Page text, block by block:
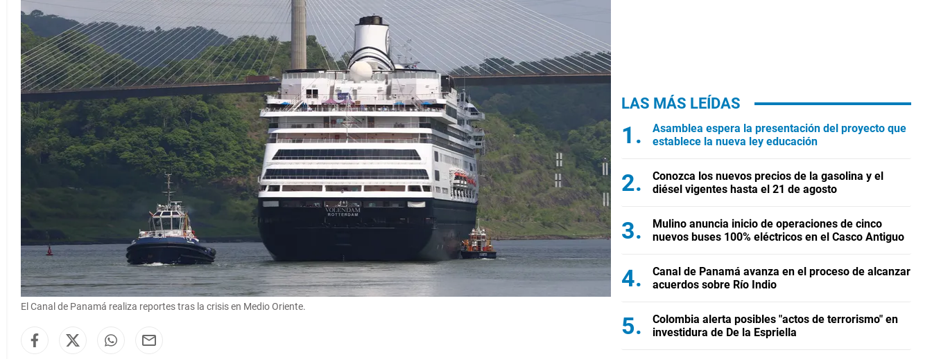
El Canal de Panamá realiza reportes tras la crisis en Medio Oriente.
LAS MÁS LEÍDAS
Asamblea espera la presentación del proyecto que
establece la nueva ley educación
Conozca los nuevos precios de la gasolina y el
diésel vigentes hasta el 21 de agosto
Mulino anuncia inicio de operaciones de cinco
nuevos buses 100% eléctricos en el Casco Antiguo
Canal de Panamá avanza en el proceso de alcanzar
acuerdos sobre Río Indio
Colombia alerta posibles "actos de terrorismo" en
investidura de De la Espriella